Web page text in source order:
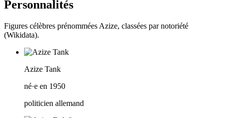
Personnalités
Figures célèbres prénommées Azize, classées par notoriété
(Wikidata).
Azize Tank
né·e en 1950
politicien allemand